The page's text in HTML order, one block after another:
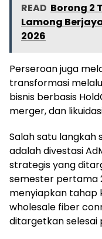
READ Borong 2
Lamong
2026
Perseroan juga
transformasi
bisnis berbasis
merger, dan
Salah satu
adalah divestasi
strategis yang
semester pertama
menyiapkan tahap
wholesale fiber
ditargetkan selesai